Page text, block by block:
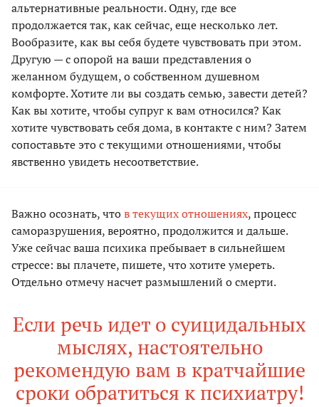
альтернативные реальности. Одну, где все
продолжается так, как сейчас, еще несколько лет.
Вообразите, как вы себя будете чувствовать при этом.
Другую — с опорой на ваши представления о
желанном будущем, о собственном душевном
комфорте. Хотите ли вы создать семью, завести детей?
Как вы хотите, чтобы супруг к вам относился? Как
хотите чувствовать себя дома, в контакте с ним? Затем
сопоставьте это с текущими отношениями, чтобы
явственно увидеть несоответствие.
Важно осознать, чтов текущих отношениях, процесс
саморазрушения, вероятно, продолжится и дальше.
Уже сейчас ваша психика пребывает в сильнейшем
стрессе: вы плачете, пишете, что хотите умереть.
Отдельно отмечу насчет размышлений о смерти.
Если речь идет о суицидальных
мыслях, настоятельно
рекомендую вам в кратчайшие
сроки обратиться к психиатру!